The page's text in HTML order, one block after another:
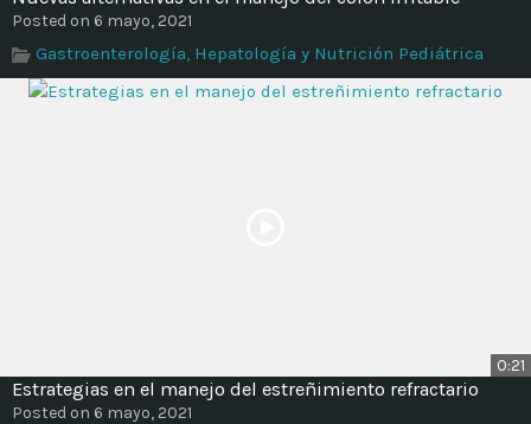
Posted on 6 mayo, 2021
Gastroenterología, Hepatología y Nutrición Pediátrica
0:21
Estrategias en el manejo del estreñimiento refractario
Posted on 6 mayo, 2021